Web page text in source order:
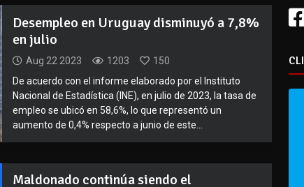
Desempleo en Uruguay disminuyó a 7,8%
en julio
Aug 22 2023 1203
150
De acuerdo con el informe elaborado por el Instituto
Nacional de Estadística (INE), en julio de 2023, la tasa de
empleo se ubicó en 58,6%, lo que representó un
aumento de 0,4% respecto a junio de este...
Maldonado continúa siendo el